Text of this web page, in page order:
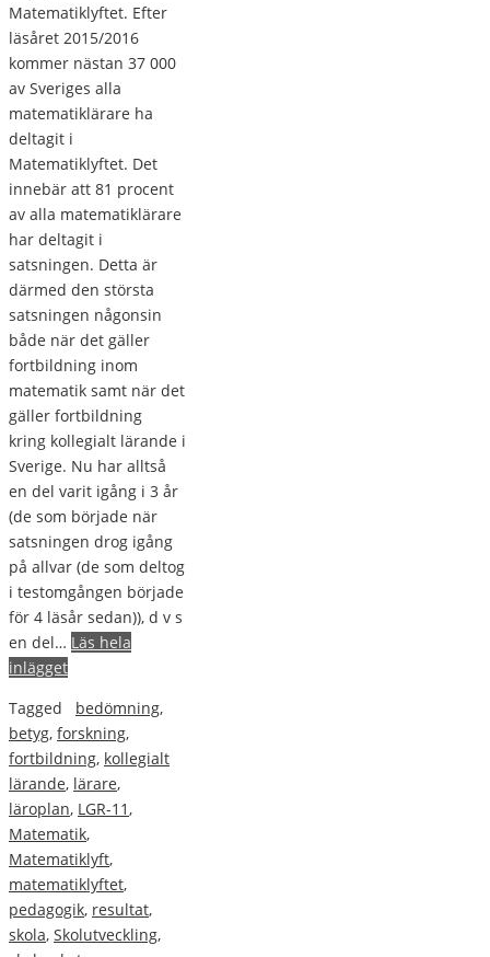
Matematiklyftet. Efter
läsåret 2015/2016
kommer nästan 37 000
av Sveriges alla
matematiklärare ha
deltagit i
Matematiklyftet. Det
innebär att 81 procent
av alla matematiklärare
har deltagit i
satsningen. Detta är
därmed den största
satsningen någonsin
både när det gäller
fortbildning inom
matematik samt när det
gäller fortbildning
kring kollegialt lärande i
Sverige. Nu har alltså
en del varit igång i 3 år
(de som började när
satsningen drog igång
på allvar (de som deltog
i testomgången började
för 4 läsår sedan)), d v s
en del… Läs hela
inlägget
Tagged
bedömning,
betyg, forskning,
fortbildning, kollegialt
lärande, lärare,
läroplan, LGR-11 ,
Matematik,
Matematiklyft,
matematiklyftet,
pedagogik, resultat,
skola, Skolutveckling,